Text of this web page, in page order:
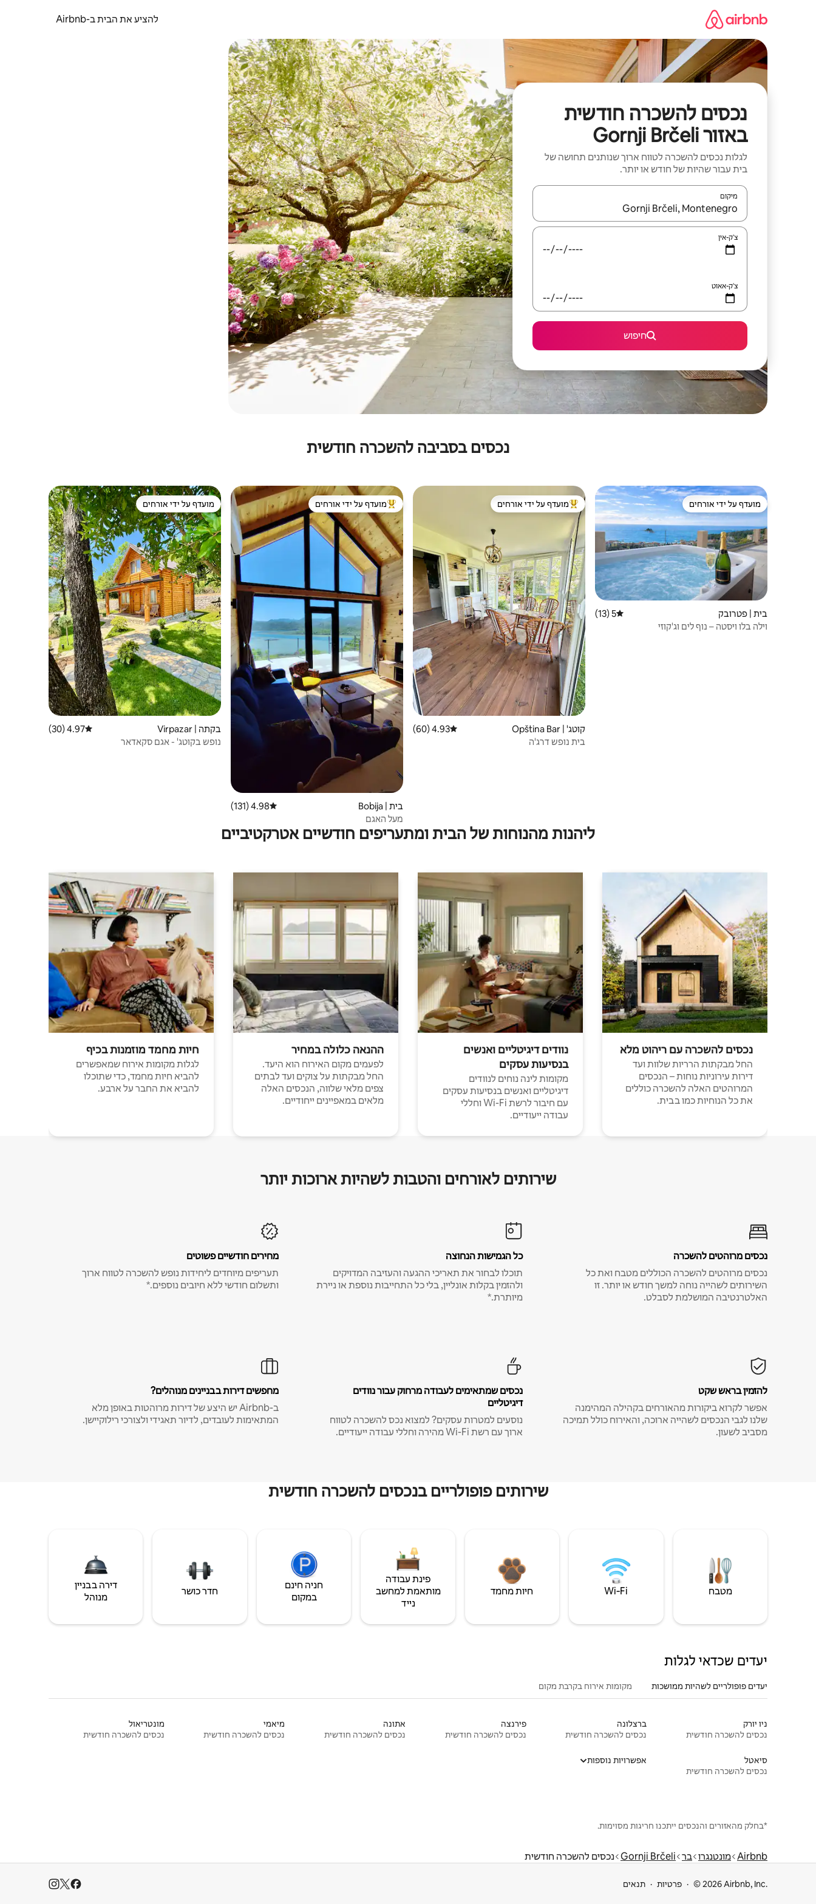
להציע את הבית ב-Airbnb
נכסים להשכרה חודשית
באזור Gornji Brčeli
לגלות נכסים להשכרה לטווח ארוך שנותנים תחושה של
בית עבור שהיות של חודש או יותר.
מיקום
כאשר התוצאות יהיו זמינות, יש לנווט עם מקשי החיצים למעלה ולמטה או לעיין בעזרת תנועות מגע או החלקה.
צ'ק-אין
צ'ק-אאוט
חיפוש
נכסים בסביבה להשכרה חודשית
מועדף על ידי אורחים
מועדף על ידי אורחים
בית | פטרובק דירוג ממוצע של 5 מתוך 5, 13 ביקורות
5 (13)
וילה בלו ויסטה – נוף לים וג'קוזי
מוביל בקרב נכסים מועדפים על ידי אורחים
מועדף על ידי אורחים
קוטג' | Opština Bar דירוג ממוצע של 4.93 מתוך 5, 60 ביקורות
4.93 (60)
בית נופש דרג'ה
מוביל בקרב נכסים מועדפים על ידי אורחים
מועדף על ידי אורחים
בית | Bobija דירוג ממוצע של 4.98 מתוך 5, 131 ביקורות
4.98 (131)
מעל האגם
מועדף על ידי אורחים
מועדף על ידי אורחים
בקתה | Virpazar דירוג ממוצע של 4.97 מתוך 5, 30 ביקורות
4.97 (30)
נופש בקוטג' - אגם סקאדאר
ליהנות מהנוחות של הבית ומתעריפים חודשיים אטרקטיביים
נכסים להשכרה עם ריהוט מלא
החל מבקתות הרריות שלוות ועד
דירות עירוניות נוחות – הנכסים
המרוהטים האלה להשכרה כוללים
את כל הנוחיות כמו בבית.
נוודים דיגיטליים ואנשים
בנסיעות עסקים
מקומות לינה נוחים לנוודים
דיגיטליים ואנשים בנסיעות עסקים
עם חיבור לרשת Wi-Fi וחללי
עבודה ייעודיים.
ההנאה כלולה במחיר
לפעמים מקום האירוח הוא היעד.
החל מבקתות על צוקים ועד לבתים
צפים מלאי שלווה, הנכסים האלה
מלאים במאפיינים ייחודיים.
חיות מחמד מוזמנות בכיף
לגלות מקומות אירוח שמאפשרים
להביא חיות מחמד, כדי שתוכלו
להביא את החבר על ארבע.
שירותים לאורחים והטבות לשהיות ארוכות יותר
נכסים מרוהטים להשכרה
נכסים מרוהטים להשכרה הכוללים מטבח ואת כל
השירותים לשהייה נוחה למשך חודש או יותר. זו
האלטרנטיבה המושלמת לסבלט.
כל הגמישות הנחוצה
תוכלו לבחור את תאריכי ההגעה והעזיבה המדויקים
ולהזמין בקלות אונליין, בלי כל התחייבות נוספת או ניירת
מיותרת.*
מחירים חודשיים פשוטים
תעריפים מיוחדים ליחידות נופש להשכרה לטווח ארוך
ותשלום חודשי ללא חיובים נוספים.*
להזמין בראש שקט
אפשר לקרוא ביקורות מהאורחים בקהילה המהימנה
שלנו לגבי הנכסים לשהייה ארוכה, והאירוח כולל תמיכה
מסביב לשעון.
נכסים שמתאימים לעבודה מרחוק עבור נוודים
דיגיטליים
נוסעים למטרות עסקים? למצוא נכס להשכרה לטווח
ארוך עם רשת Wi-Fi מהירה וחללי עבודה ייעודיים.
מחפשים דירות בבניינים מנוהלים?
ב-Airbnb יש היצע של דירות מרוהטות באופן מלא
המתאימות לעובדים, לדיור תאגידי ולצורכי רילוקיישן.
שירותים פופולריים בנכסים להשכרה חודשית
מטבח Wi‑Fi חיות מחמד
פינת עבודה
מותאמת למחשב
נייד
חניה חינם
במקום
חדר כושר
דירה בבניין
מנוהל
יעדים שכדאי לגלות
יעדים פופולריים לשהיות ממושכות מקומות אירוח בקרבת מקום
ניו יורק
נכסים להשכרה חודשית
ברצלונה
נכסים להשכרה חודשית
פירנצה
נכסים להשכרה חודשית
אתונה
נכסים להשכרה חודשית
מיאמי
נכסים להשכרה חודשית
מונטריאול
נכסים להשכרה חודשית
סיאטל
נכסים להשכרה חודשית
אפשרויות נוספות
*בחלק מהאזורים והנכסים ייתכנו חריגות מסוימות.
Airbnb מונטנגרו בר Gornji Brčeli נכסים להשכרה חודשית
© 2026 Airbnb, Inc. פרטיות תנאים